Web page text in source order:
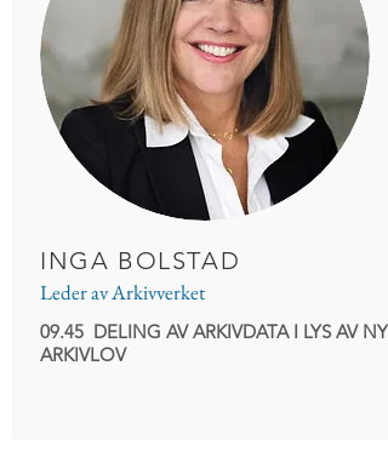
INGA BOLSTAD
Leder av Arkivverket
09.45 DELING AV ARKIVDATA I LYS AV NY
ARKIVLOV